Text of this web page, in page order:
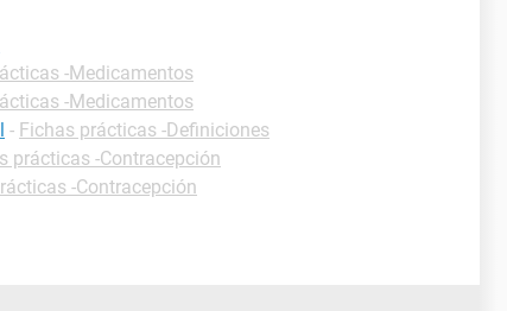
-Medicamentos
-Medicamentos
- Fichas prácticas -Definiciones
prácticas -Contracepción
-Contracepción